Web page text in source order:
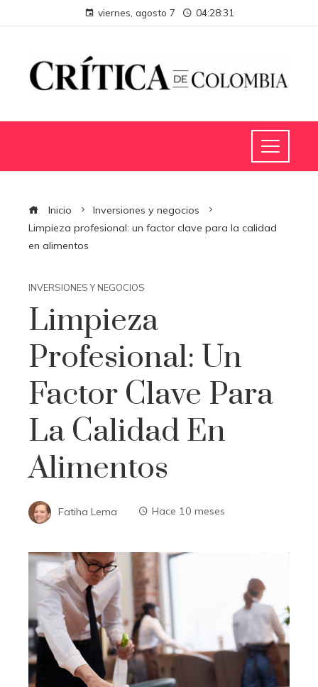
viernes, agosto 7 04:28:32
Inicio
Inversiones y negocios
Limpieza profesional: un factor clave para la calidad
en alimentos
INVERSIONES Y NEGOCIOS
Limpieza
Profesional: Un
Factor Clave Para
La Calidad En
Alimentos
Fatiha Lema Hace 10 meses